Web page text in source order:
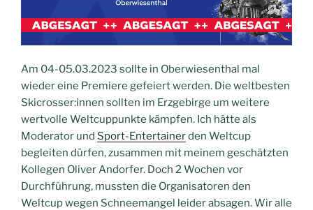
Am 04-05.03.2023 sollte in Oberwiesenthal mal
wieder eine Premiere gefeiert werden. Die weltbesten
Skicrosser:innen sollten im Erzgebirge um weitere
wertvolle Weltcuppunkte kämpfen. Ich hätte als
Moderator und Sport-Entertainerden Weltcup
begleiten dürfen, zusammen mit meinem geschätzten
Kollegen Oliver Andorfer. Doch 2 Wochen vor
Durchführung, mussten die Organisatoren den
Weltcup wegen Schneemangel leider absagen. Wir alle